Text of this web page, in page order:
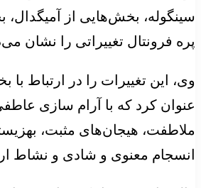
سینگوله، بخش‌هایی از
پره فرونتال تغییراتی را نشان
وی، این تغییرات را در ارتباط با
عنوان کرد که با آرام سازی
ملاطفت، هیجان‌های مثبت،
انسجام معنوی و شادی و نشاط